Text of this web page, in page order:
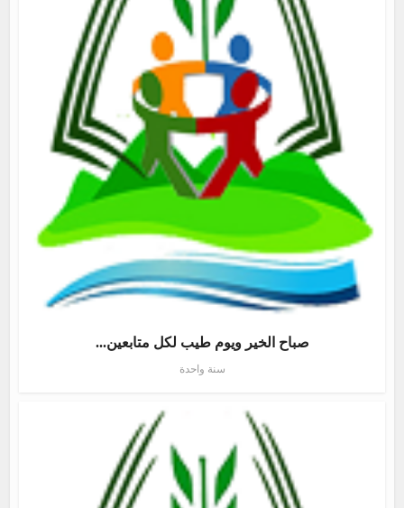
صباح الخير ويوم طيب لكل متابعين...
سنة واحدة